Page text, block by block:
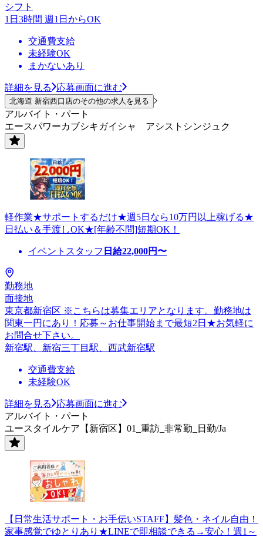
シフト
1日3時間 週1日からOK
交通費支給
未経験OK
まかないあり
詳細を見る 応募画面に進む
北海道 新宿西口店のその他の求人を見る
アルバイト・パート
エースパワーカブシキガイシャ アシストシンジュク
軽作業★サポートするだけ★週5日なら10万円以上稼げる★
日払い＆手渡しOK★[年齢不問]短期OK！
イベントスタッフ 日給22,000円〜
勤務地
面接地
東京都新宿区 ※こちらは募集エリアとなります。勤務地は
関東一円にあり！応募～お仕事開始まで最短2日★お気軽に
お問合せ下さい。
新宿駅、新宿三丁目駅、西武新宿駅
交通費支給
未経験OK
詳細を見る
応募画面に進む
アルバイト・パート
ユースタイルケア【新宿区】01_重訪_非常勤_日勤/Ja
【日常生活サポート・お手伝いSTAFF】髪色・ネイル自由！
家事感覚でゆとりあり★LINEで即相談できる→安心！週1～